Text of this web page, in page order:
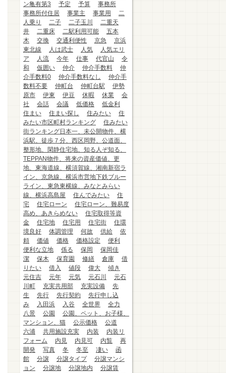
ン亀有第3
予定 予算
事務所
事務所付住居
事業主 事業用
二
人乗り
二子 二子玉川
二重天
井
二重床 二駅利用可能
五本
木
交換 交通利便性 京急
京浜
東北線
人は武士 人気
人気エリ
ア
人流 今年 仕事 代官山
令
和
仮囲い 仲介 仲介手数料
仲
介手数料0
仲介手数料なし
仲介手
数料不要
仲町台 仲町台駅
伊勢
原市
伊東 伊豆 休暇 休業
会
社
会話 会議 低価格
低金利
住まい
住まい探し 住みたい
住
みたい市区町村ランキング
住みたい
街ランキング日本一、未公開物件、横
浜駅、徒歩７分、西区岡野、公道面、
整形地、閑静住宅地、知る人ぞ知る、
TEPPAN物件、将来の資産価値、更
地、東海道線、横須賀線、湘南新宿ラ
イン、京急線、横浜市営地下鉄ブルー
ライン、東急東横線、みなとみらい
線、横浜高島屋
住んでみたい
住
宅
住宅ローン
住宅ローン、難易度
高め、あきらめない
住宅取得等資
金
住宅地 住宅用 住宅街
住環
境良好
体調管理 何故 供給
依
頼
価値 価格 価格設定
便利
便利な立地
係る 保岡
保岡佳
潔
保木 保育園 修繕 倉庫
借
りたい
借入 値段 偉大
傾き
元住吉
元年 元気 元石川
元石
川町
充実共用部 充実設備
先
生
先行 先行契約
先行申し込
み
入田浜 入谷 全世界
全力
八景
公園
公園、ペット、お子様、
マンション、猫
公示価格
公道
六浦
共用施設充実 内装
内装リ
フォーム
内見 内見可 内覧
再
開発
写真 冬 冬至 凄い
函
館
分譲 分譲タイプ
分譲マンシ
ョン
分譲地 分譲地内
分譲賃